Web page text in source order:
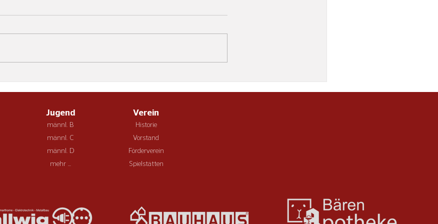
HSG Fuldatal/Wolfsanger - HSG
02.05., ihre Chance nutzen, sich
Halbzeit sicherte sich die HSG
Jugend
männl. B
männl. C
männl. D
mehr ...
Verein
Historie
Vorstand
Förderverein
Spielstätten